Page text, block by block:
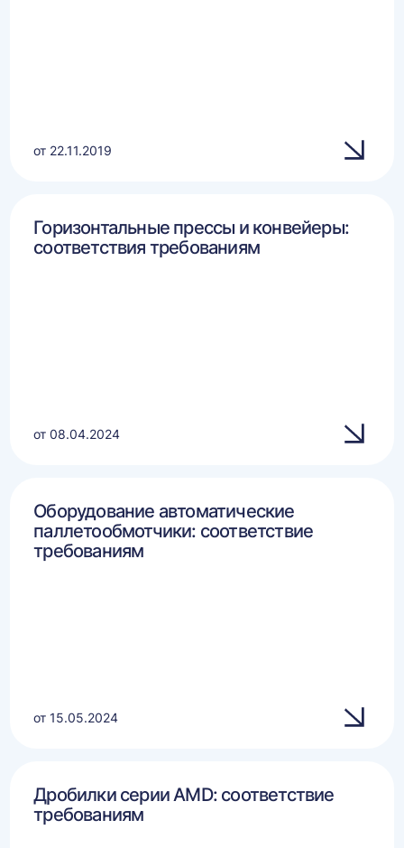
от 22.11.2019
Горизонтальные прессы и конвейеры:
соответствия требованиям
от 08.04.2024
Оборудование автоматические
паллетообмотчики: соответствие
требованиям
от 15.05.2024
Дробилки серии AMD: соответствие
требованиям